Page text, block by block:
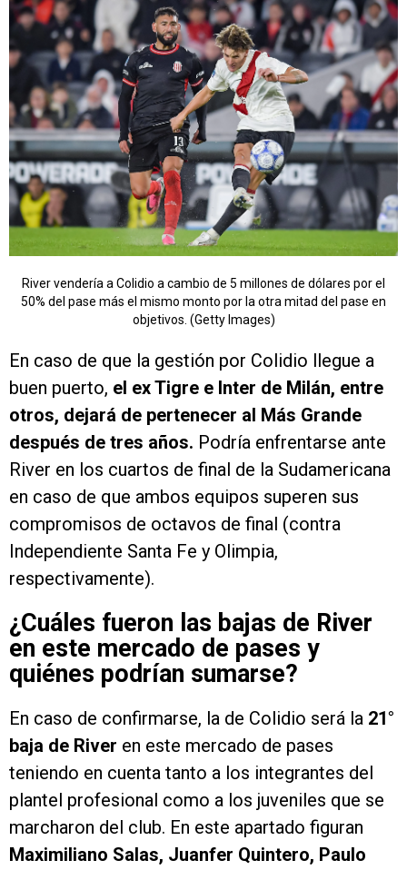
River vendería a Colidio a cambio de 5 millones de dólares por el
50% del pase más el mismo monto por la otra mitad del pase en
objetivos. (Getty Images)
En caso de que la gestión por Colidio llegue a
buen puerto, el ex Tigre e Inter de Milán, entre
otros, dejará de pertenecer al Más Grande
después de tres años. Podría enfrentarse ante
River en los cuartos de final de la Sudamericana
en caso de que ambos equipos superen sus
compromisos de octavos de final (contra
Independiente Santa Fe y Olimpia,
respectivamente).
¿Cuáles fueron las bajas de River
en este mercado de pases y
quiénes podrían sumarse?
En caso de confirmarse, la de Colidio será la 21°
baja de River en este mercado de pases
teniendo en cuenta tanto a los integrantes del
plantel profesional como a los juveniles que se
marcharon del club. En este apartado figuran
Maximiliano Salas, Juanfer Quintero, Paulo